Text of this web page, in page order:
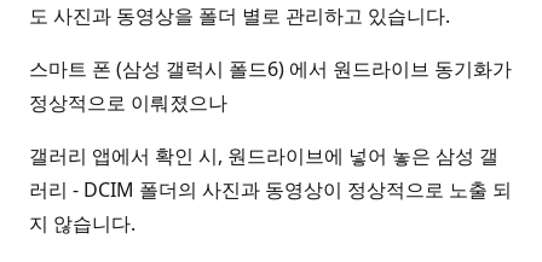
도 사진과 동영상을 폴더 별로 관리하고 있습니다.
스마트 폰 (삼성 갤럭시 폴드6) 에서 원드라이브 동기화가
정상적으로 이뤄졌으나
갤러리 앱에서 확인 시, 원드라이브에 넣어 놓은 삼성 갤
러리 - DCIM 폴더의 사진과 동영상이 정상적으로 노출 되
지 않습니다.